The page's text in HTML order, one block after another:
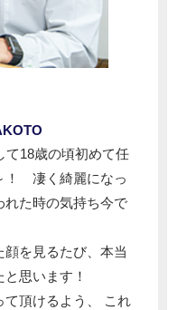
て18歳の頃初めて任
！ 凄く綺麗になっ
た時の気持ち今で
を見るたび、本当
思います！
て頂けるよう、 これ